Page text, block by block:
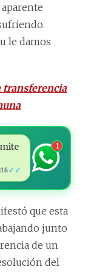
le damos
transferencia
✓✓
1
que esta
junto
de un
del